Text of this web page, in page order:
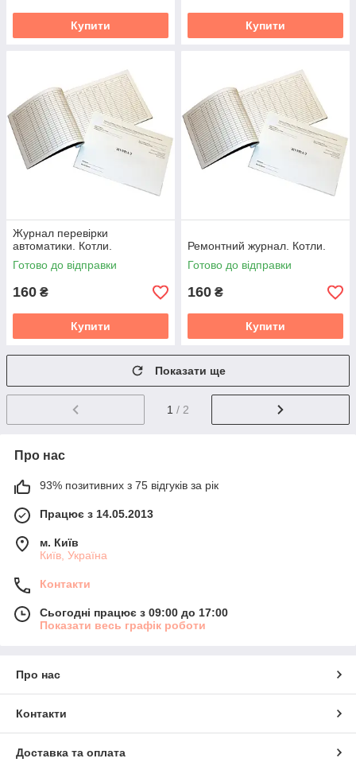
Купити Купити
Журнал перевірки
автоматики. Котли.
Готово до відправки
160 ₴
Купити
Ремонтний журнал. Котли.
Готово до відправки
160 ₴
Купити
Показати ще
1 / 2
Про нас
93% позитивних з 75 відгуків за рік
Працює з 14.05.2013
м. Київ
Київ, Україна
Контакти
Сьогодні працює з 09:00 до 17:00
Показати весь графік роботи
Про нас
Контакти
Доставка та оплата